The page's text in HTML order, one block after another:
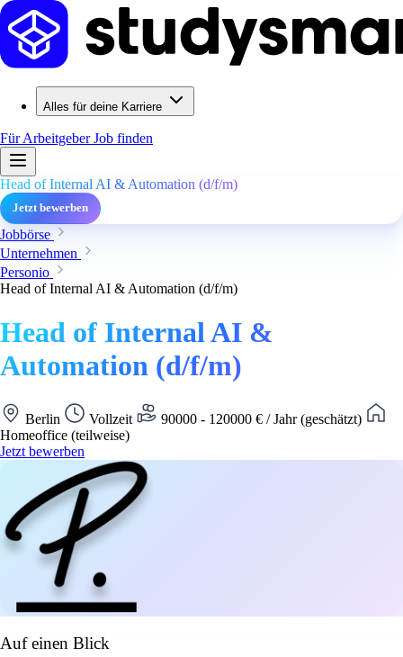
Alles für deine Karriere
Für ArbeitgeberJob finden
Head of Internal AI & Automation (d/f/m)
Jetzt bewerben
Jobbörse
Unternehmen
Personio
Head of Internal AI & Automation (d/f/m)
Head of Internal AI &
Automation (d/f/m)
Berlin Vollzeit
90000 - 120000 € / Jahr (geschätzt)
Homeoffice (teilweise)
Jetzt bewerben
Auf einen Blick